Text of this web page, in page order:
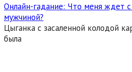
Онлайн-гадание: Что меня ждет
мужчиной?
Цыганка с засаленной колодой
была